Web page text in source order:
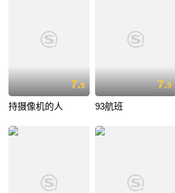
7.9
持摄像机的人
7.9
93航班